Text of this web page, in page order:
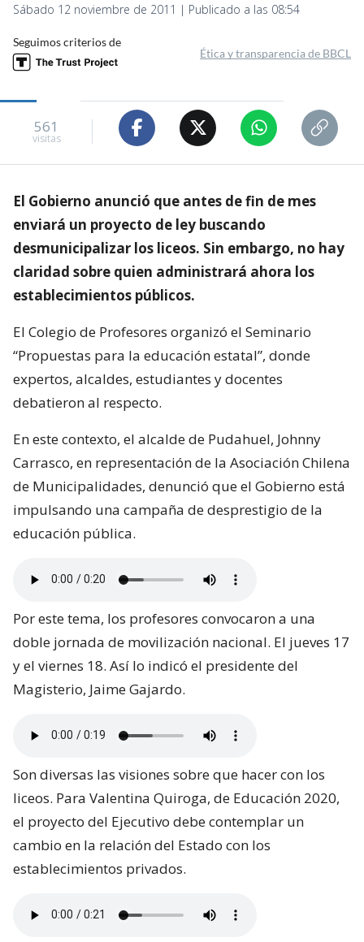
Sábado 12 noviembre de 2011 | Publicado a las 08:54
Seguimos criterios de
Ética y transparencia de BBCL
561
visitas
El Gobierno anunció que antes de fin de mes
enviará un proyecto de ley buscando
desmunicipalizar los liceos. Sin embargo, no hay
claridad sobre quien administrará ahora los
establecimientos públicos.
El Colegio de Profesores organizó el Seminario
“Propuestas para la educación estatal”, donde
expertos, alcaldes, estudiantes y docentes
debatieron al respecto.
En este contexto, el alcalde de Pudahuel, Johnny
Carrasco, en representación de la Asociación Chilena
de Municipalidades, denunció que el Gobierno está
impulsando una campaña de desprestigio de la
educación pública.
Por este tema, los profesores convocaron a una
doble jornada de movilización nacional. El jueves 17
y el viernes 18. Así lo indicó el presidente del
Magisterio, Jaime Gajardo.
Son diversas las visiones sobre que hacer con los
liceos. Para Valentina Quiroga, de Educación 2020,
el proyecto del Ejecutivo debe contemplar un
cambio en la relación del Estado con los
establecimientos privados.